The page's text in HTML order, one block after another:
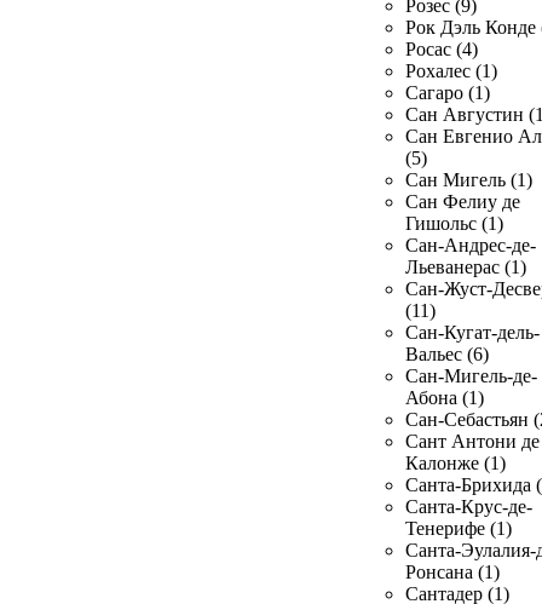
Розес (9)
Рок Дэль Конде
Росас (4)
Рохалес (1)
Сагаро (1)
Сан Августин
Сан Евгенио
(5)
Сан Мигель (1)
Сан Фелиу де
Гишольс (1)
Сан-Андрес-де-
Льеванерас (1)
Сан-Жуст-
(11)
Сан-Кугат-дель-
Вальес (6)
Сан-Мигель-де-
Абона (1)
Сан-Себастьян
Сант Антони де
Калонже (1)
Санта-Брихида
Санта-Крус-де-
Тенерифе (1)
Санта-Эулалия-
Ронсана (1)
Сантадер (1)